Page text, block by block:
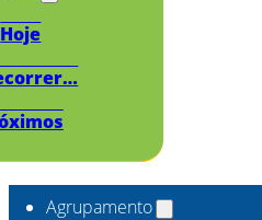
Hoje
Agrupamento